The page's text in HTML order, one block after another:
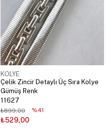
KOLYE
Çelik Zincir Detaylı Üç Sıra Kolye
Gümüş Renk
11627
₺529,00
₺899,00 %41